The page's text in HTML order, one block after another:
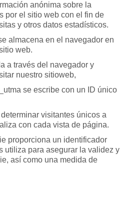
anónima sobre la
por el sitio web con el fin de
y otros datos estadísticos.
almacena en el navegador en
web.
a través del navegador y
nuestro sitioweb,
se escribe con un ID único
visitantes únicos a
con cada vista de página.
proporciona un identificador
utiliza para asegurar la validez y
así como una medida de